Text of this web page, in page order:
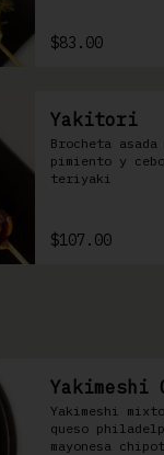
$83.00
Yakitori
Brocheta
pimiento y
teriyaki
$107.00
Yakimeshi
Yakimeshi
queso
mayonesa